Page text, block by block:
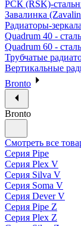
РСК (RSK)-
Завалинка
Радиаторы-
Quadrum 40 -
Quadrum 60 -
Трубчатые
Вертикальные
Bronto
Bronto
Смотреть все
Серия Pipe
Серия Plex V
Серия Silva V
Серия Soma V
Серия Dever V
Серия Pipe Z
Серия Plex Z